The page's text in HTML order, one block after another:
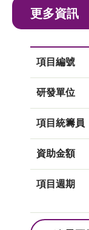
更多資訊
項目編號
研發單位
項目統籌員
資助金額
項目週期